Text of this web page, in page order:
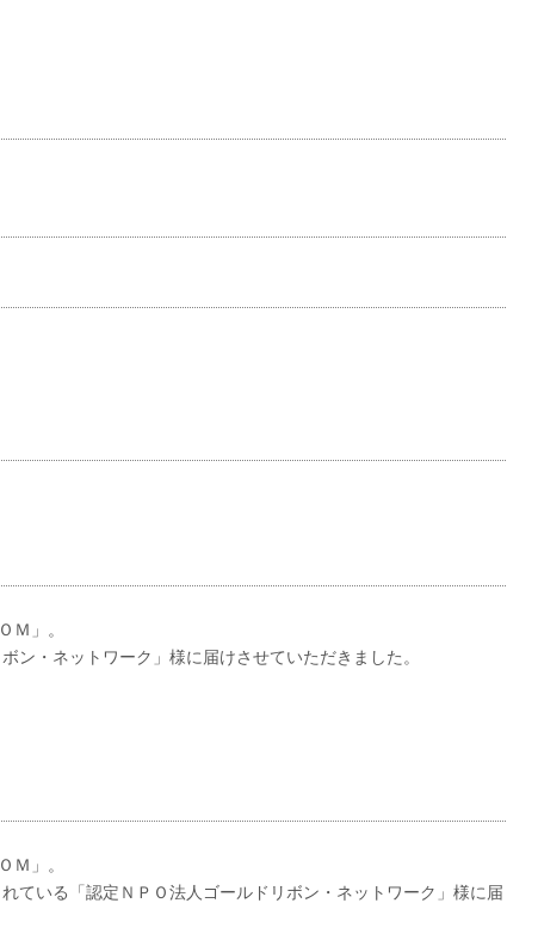
Ｍ」。
・ネットワーク」様に届けさせていただきました。
Ｍ」。
ている「認定ＮＰＯ法人ゴールドリボン・ネットワーク」様に届